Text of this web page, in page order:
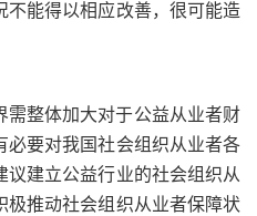
不能得以相应改善，很可能造
需整体加大对于公益从业者财
必要对我国社会组织从业者各
建立公益行业的社会组织从
极推动社会组织从业者保障状